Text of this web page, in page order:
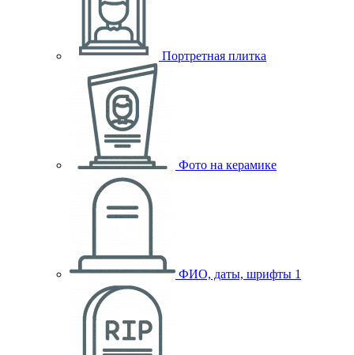
Портретная плитка
Фото на керамике
ФИО, даты, шрифты 1